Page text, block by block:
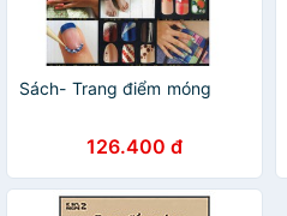
Sách- Trang điểm móng
126.400 đ